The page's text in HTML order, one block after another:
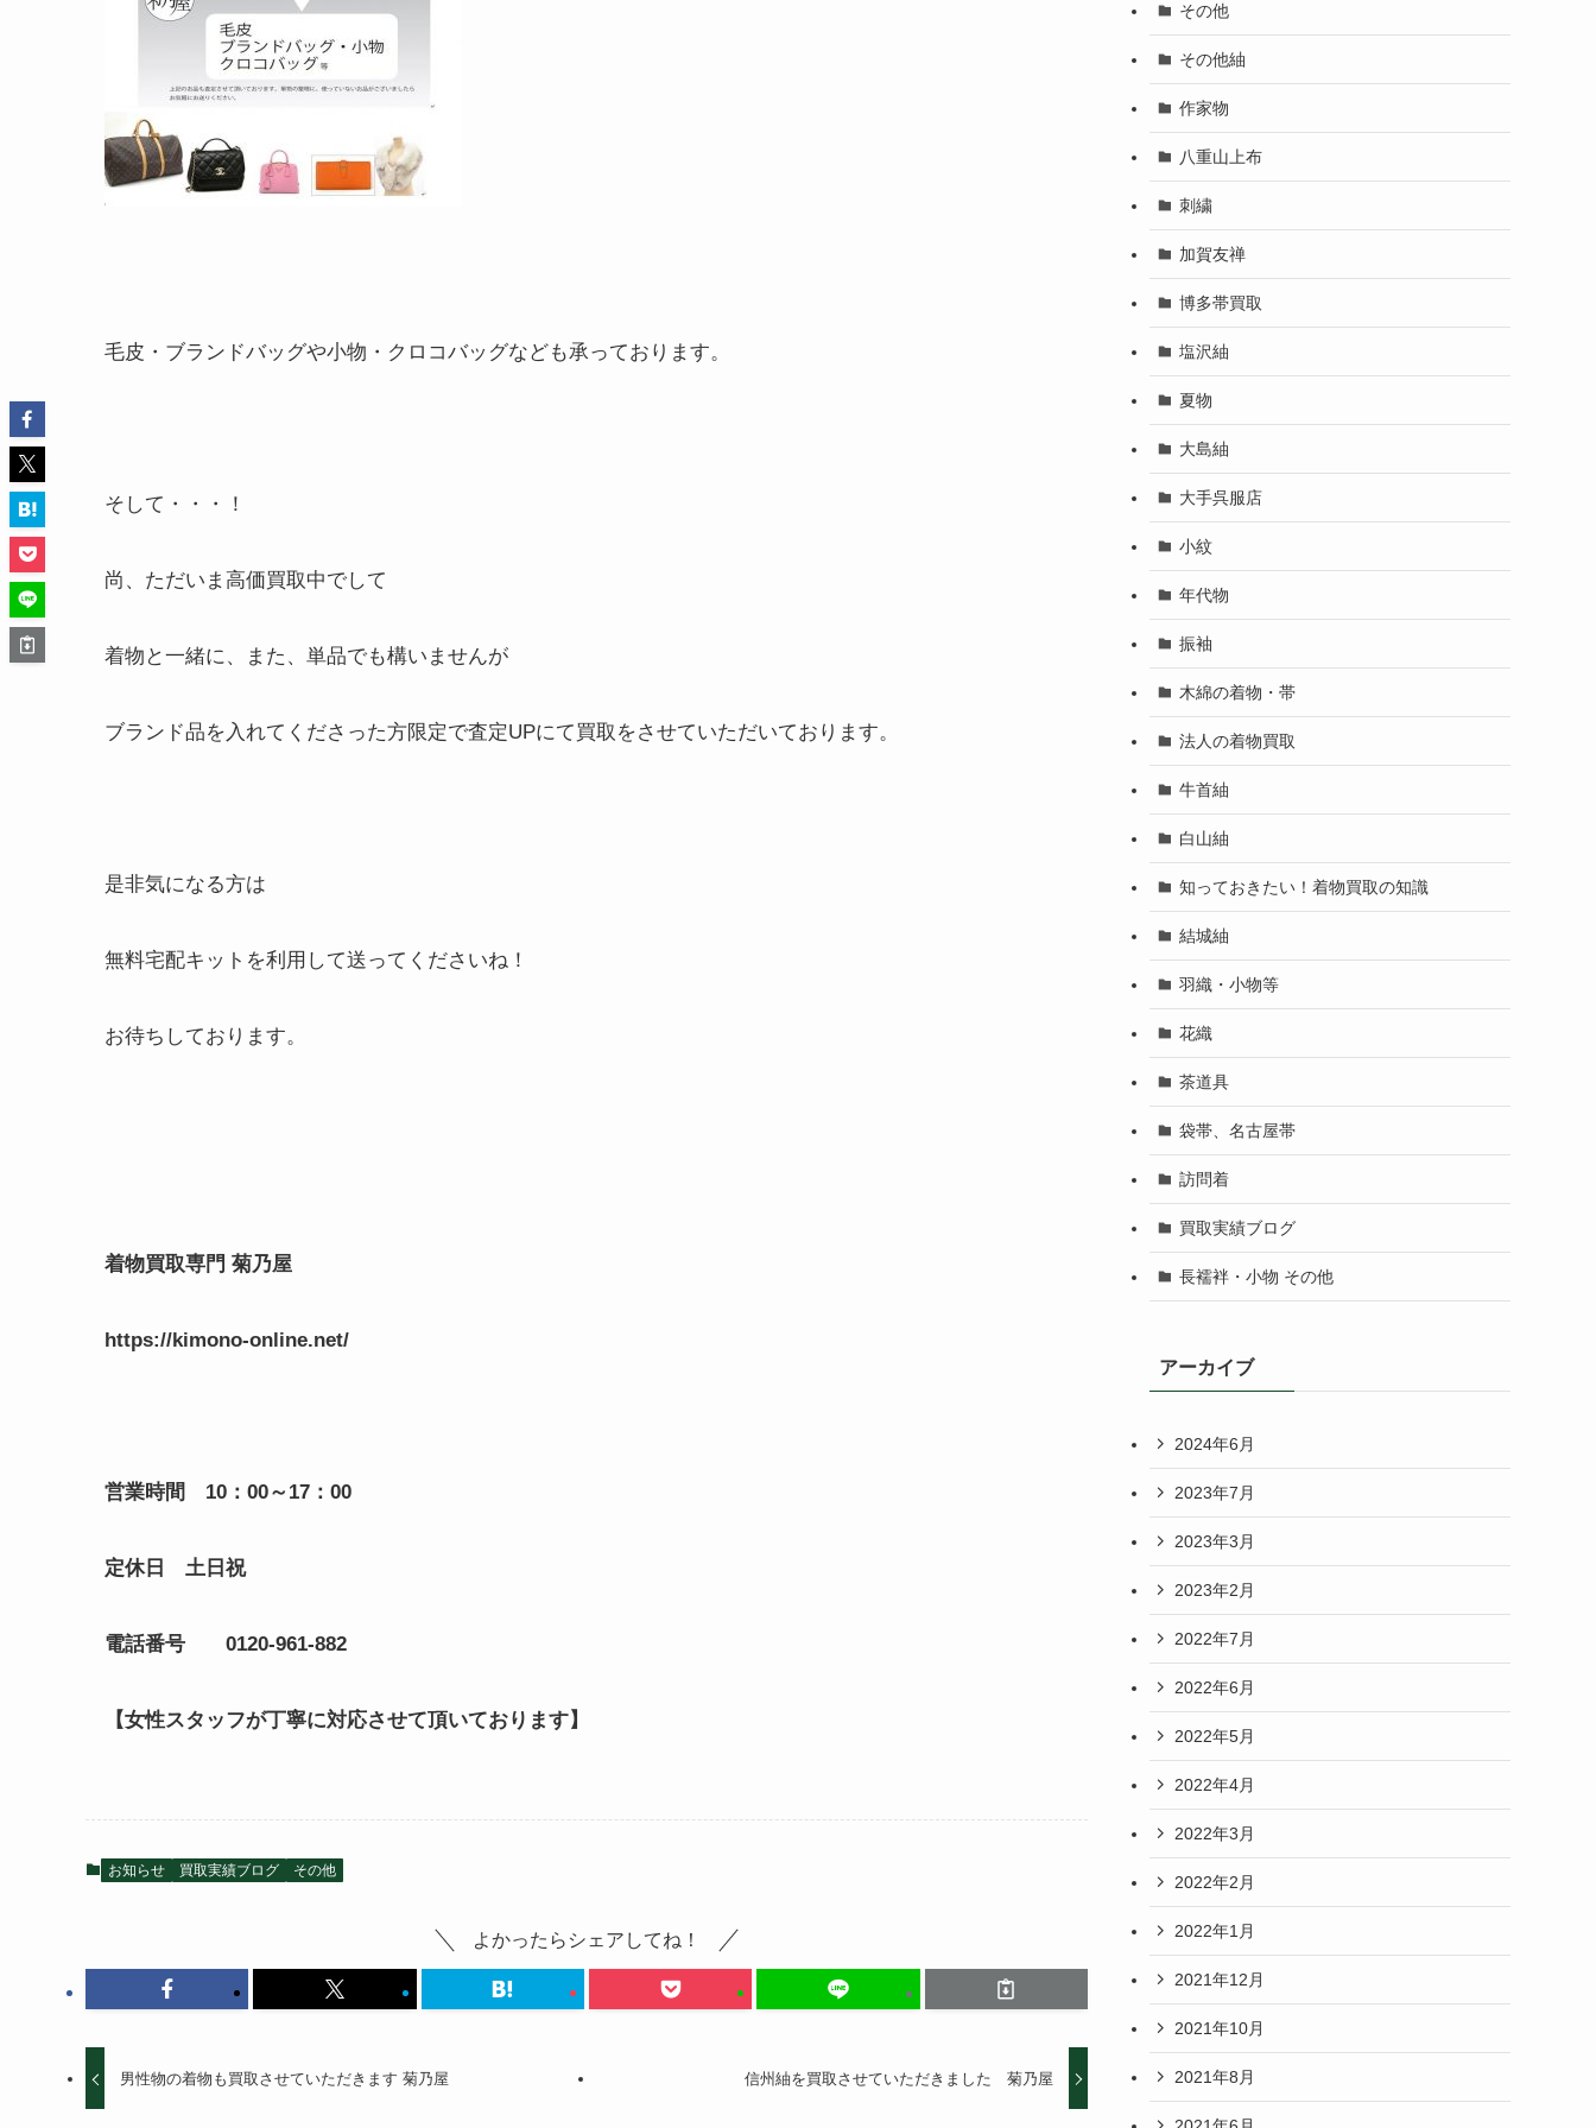
毛皮・ブランドバッグや小物・クロコバッグなども承っております。
そして・・・！
尚、ただいま高価買取中でして
着物と一緒に、また、単品でも構いませんが
ブランド品を入れてくださった方限定で査定UPにて買取をさせていただいております。
是非気になる方は
無料宅配キットを利用して送ってくださいね！
お待ちしております。
着物買取専門 菊乃屋
https://kimono-online.net/
営業時間 10：00～17：00
定休日 土日祝
電話番号 0120-961-882
【女性スタッフが丁寧に対応させて頂いております】
お知らせ 買取実績ブログ その他
よかったらシェアしてね！
男性物の着物も買取させていただきます 菊乃屋 信州紬を買取させていただきました 菊乃屋
その他
その他紬
作家物
八重山上布
刺繍
加賀友禅
博多帯買取
塩沢紬
夏物
大島紬
大手呉服店
小紋
年代物
振袖
木綿の着物・帯
法人の着物買取
牛首紬
白山紬
知っておきたい！着物買取の知識
結城紬
羽織・小物等
花織
茶道具
袋帯、名古屋帯
訪問着
買取実績ブログ
長襦袢・小物 その他
アーカイブ
2024年6月
2023年7月
2023年3月
2023年2月
2022年7月
2022年6月
2022年5月
2022年4月
2022年3月
2022年2月
2022年1月
2021年12月
2021年10月
2021年8月